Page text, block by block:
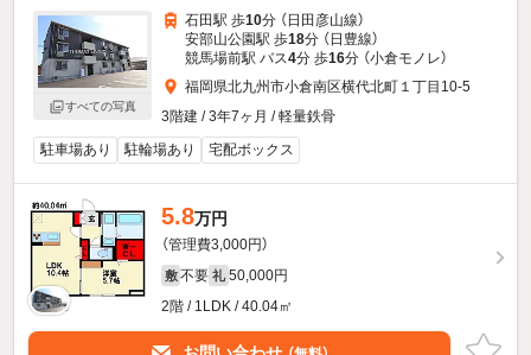
すべての写真
石田駅 歩10分 （日田彦山線）
安部山公園駅 歩18分 （日豊線）
競馬場前駅 バス4分 歩16分 （小倉モノレ）
福岡県北九州市小倉南区横代北町１丁目10-5
3階建 / 3年7ヶ月 / 軽量鉄骨
駐車場あり
駐輪場あり 宅配ボックス
5.8万円
（管理費3,000円）
敷 不要 礼 50,000円
2階 / 1LDK / 40.04㎡